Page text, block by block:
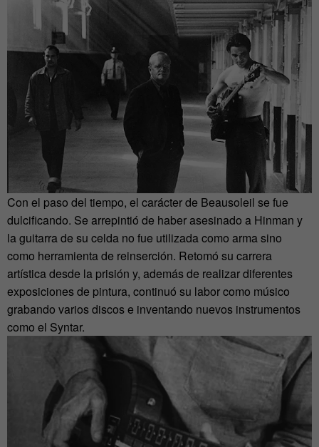
Con el paso del tiempo, el carácter de Beausoleil se fue
dulcificando. Se arrepintió de haber asesinado a Hinman y
la guitarra de su celda no fue utilizada como arma sino
como herramienta de reinserción. Retomó su carrera
artística desde la prisión y, además de realizar diferentes
exposiciones de pintura, continuó su labor como músico
grabando varios discos e inventando nuevos instrumentos
como el Syntar.